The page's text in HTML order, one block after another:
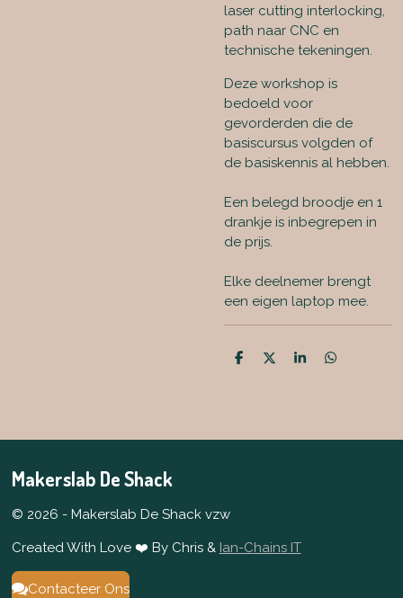
laser cutting interlocking,
path naar CNC en
technische tekeningen.
Deze workshop is
bedoeld voor
gevorderden die de
basiscursus volgden of
de basiskennis al hebben.
Een belegd broodje en 1
drankje is inbegrepen in
de prijs.
Elke deelnemer brengt
een eigen laptop mee.
D
D
S
D
Makerslab De Shack
© 2026 - Makerslab De Shack vzw
Created With Love ❤️ By Chris & Ian-Chains IT
Contacteer Ons